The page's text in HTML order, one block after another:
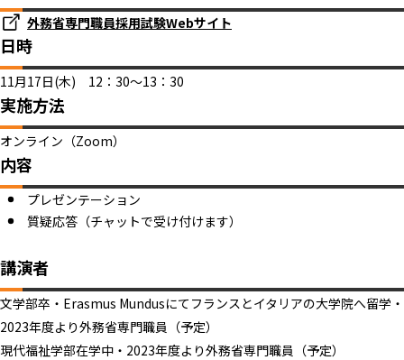
外務省専門職員採用試験Webサイト
日時
11月17日(木) 12：30～13：30
実施方法
オンライン（Zoom）
内容
プレゼンテーション
質疑応答（チャットで受け付けます）
講演者
文学部卒・Erasmus Mundusにてフランスとイタリアの大学院へ留学・
2023年度より外務省専門職員（予定）
現代福祉学部在学中・2023年度より外務省専門職員（予定）